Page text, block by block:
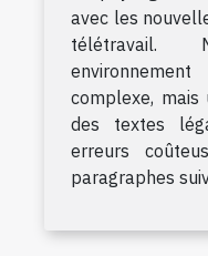
avec les
télétravail.
complexe, mais
des textes
erreurs
paragraphes